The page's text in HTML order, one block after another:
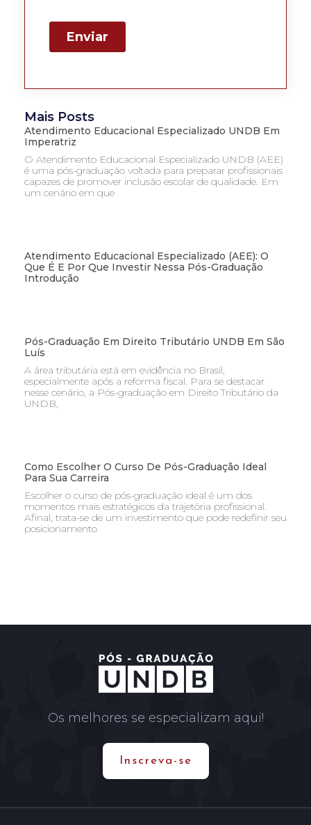
Mais Posts
Atendimento Educacional Especializado UNDB Em
Imperatriz
O Atendimento Educacional Especializado UNDB (AEE)
é uma pós-graduação voltada para preparar profissionais
capazes de promover inclusão escolar de qualidade. Em
um cenário em que
Atendimento Educacional Especializado (AEE): O
Que É E Por Que Investir Nessa Pós-Graduação
Introdução
Pós-Graduação Em Direito Tributário UNDB Em São
Luís
A área tributária está em evidência no Brasil,
especialmente após a reforma fiscal. Para se destacar
nesse cenário, a Pós-graduação em Direito Tributário da
UNDB,
Como Escolher O Curso De Pós-Graduação Ideal
Para Sua Carreira
Escolher o curso de pós-graduação ideal é um dos
momentos mais estratégicos da trajetória profissional.
Afinal, trata-se de um investimento que pode redefinir seu
posicionamento
Os melhores se especializam aqui!
Inscreva-se